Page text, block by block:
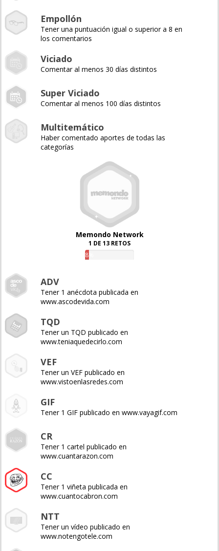
Empollón
Tener una puntuación igual o superior a 8 en
los comentarios
Viciado
Comentar al menos 30 días distintos
Super Viciado
Comentar al menos 100 días distintos
Multitemático
Haber comentado aportes de todas las
categorías
Memondo Network
1 DE 13 RETOS
8%
ADV
Tener 1 anécdota publicada en
www.ascodevida.com
TQD
Tener un TQD publicado en
www.teniaquedecirlo.com
VEF
Tener un VEF publicado en
www.vistoenlasredes.com
GIF
Tener 1 GIF publicado en www.vayagif.com
CR
Tener 1 cartel publicado en
www.cuantarazon.com
CC
Tener 1 viñeta publicada en
www.cuantocabron.com
NTT
Tener un vídeo publicado en
www.notengotele.com